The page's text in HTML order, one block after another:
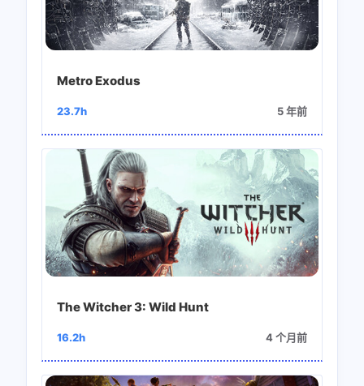
Metro Exodus
23.7h 5 年前
The Witcher 3: Wild Hunt
16.2h 4 个月前